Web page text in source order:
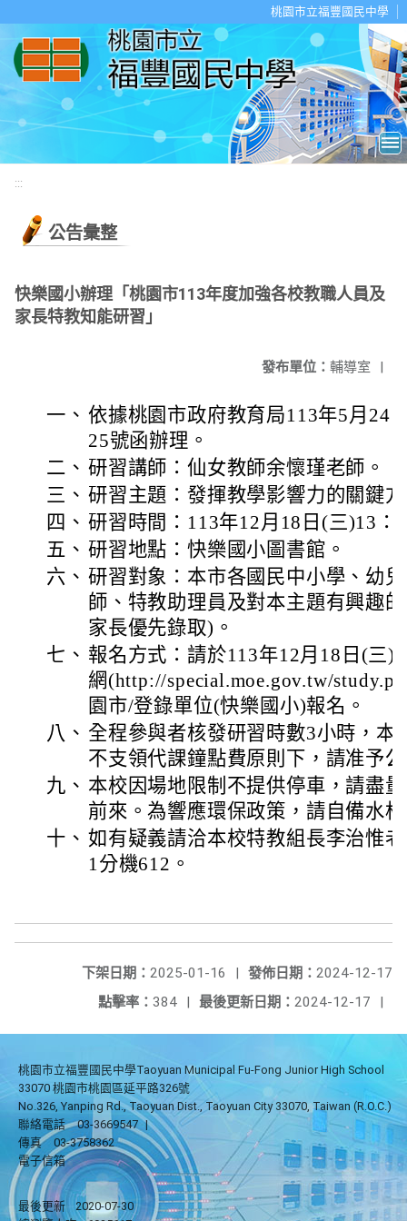
桃園市立福豐國民中學
:::
公告彙整
快樂國小辦理「桃園市113年度加強各校教職人員及
家長特教知能研習」
發布單位： 輔導室 |
一、 依據桃園市政府教育局113年5月24
25號函辦理。
二、 研習講師：仙女教師余懷瑾老師。
三、 研習主題：發揮教學影響力的關鍵
四、 研習時間：113年12月18日(三)13：
五、 研習地點：快樂國小圖書館。
六、 研習對象：本市各國民中小學、幼
師、特教助理員及對本主題有興趣
家長優先錄取)。
七、 報名方式：請於113年12月18日(三)
網(http://special.moe.gov.tw/
園市/登錄單位(快樂國小)報名。
八、 全程參與者核發研習時數3小時，本
不支領代課鐘點費原則下，請准予
九、 本校因場地限制不提供停車，請盡
前來。為響應環保政策，請自備水
十、 如有疑義請洽本校特教組長李治惟
1分機612。
發佈日期： 2024-12-17
下架日期： 2025-01-16
|
最後更新日期： 2024-12-17 |
點擊率： 384 |
桃園市立福豐國民中學Taoyuan Municipal Fu-Fong Junior High School
33070 桃園市桃園區延平路326號
No.326, Yanping Rd., Taoyuan Dist., Taoyuan City 33070, Taiwan (R.O.C.)
聯絡電話
03-3669547 |
傳真
03-3758362
電子信箱
最後更新
2020-07-30